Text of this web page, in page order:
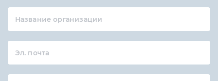
Название организации
Эл. почта